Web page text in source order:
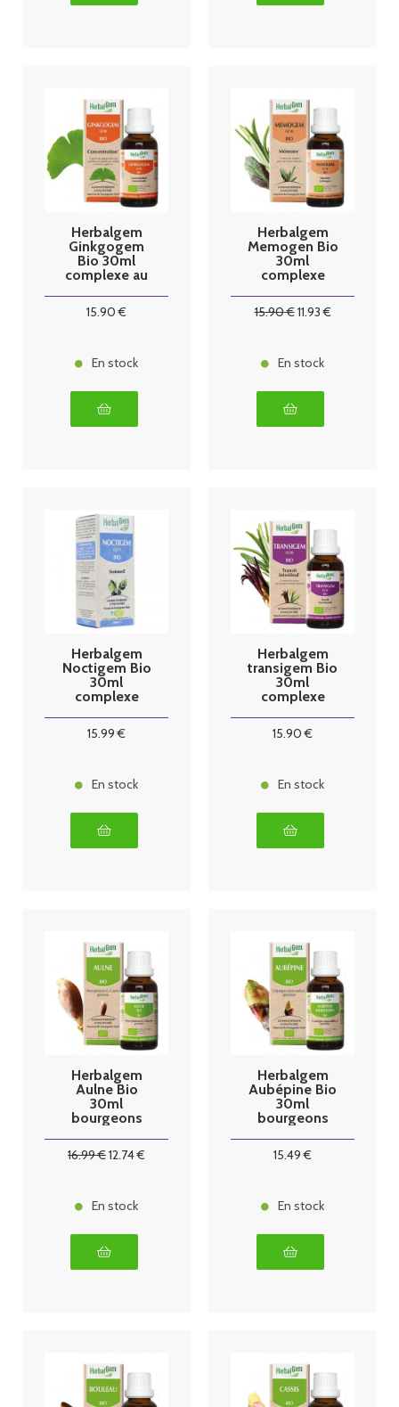
Herbalgem
Ginkgogem
Bio 30ml
complexe au
15.90 €
En stock
Herbalgem
Memogen Bio
30ml
complexe
15.90€11.93€
En stock
Herbalgem
Noctigem Bio
30ml
complexe
15.99 €
En stock
Herbalgem
transigem Bio
30ml
complexe
15.90 €
En stock
Herbalgem
Aulne Bio
30ml
bourgeons
16.99€12.74€
En stock
Herbalgem
Aubépine Bio
30ml
bourgeons
15.49 €
En stock